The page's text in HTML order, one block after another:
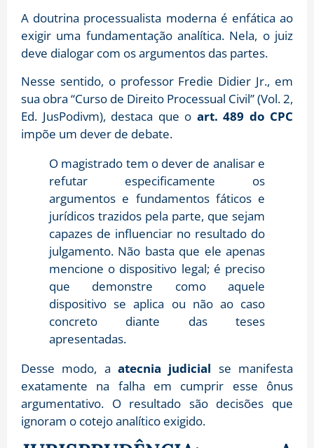
A doutrina processualista moderna é enfática ao
exigir uma fundamentação analítica. Nela, o juiz
deve dialogar com os argumentos das partes.
Nesse sentido, o professor Fredie Didier Jr., em
sua obra “Curso de Direito Processual Civil” (Vol. 2,
Ed. JusPodivm), destaca que o art. 489 do CPC
impõe um dever de debate.
O magistrado tem o dever de analisar e
refutar especificamente os
argumentos e fundamentos fáticos e
jurídicos trazidos pela parte, que sejam
capazes de influenciar no resultado do
julgamento. Não basta que ele apenas
mencione o dispositivo legal; é preciso
que demonstre como aquele
dispositivo se aplica ou não ao caso
concreto diante das teses
apresentadas.
Desse modo, a atecnia judicial se manifesta
exatamente na falha em cumprir esse ônus
argumentativo. O resultado são decisões que
ignoram o cotejo analítico exigido.